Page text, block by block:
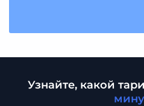
Узнайте, какой